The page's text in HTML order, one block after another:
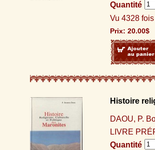
Quantité
Vu 4328 fois
Prix: 20.00$
Histoire
DAOU, P.
LIVRE
Quantité